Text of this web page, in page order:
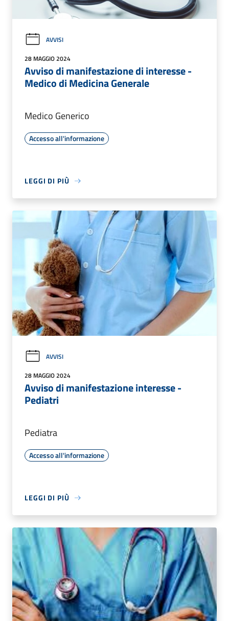
AVVISI
28 MAGGIO 2024
Avviso di manifestazione di interesse -
Medico di Medicina Generale
Medico Generico
Accesso all'informazione
LEGGI DI PIÙ
AVVISI
28 MAGGIO 2024
Avviso di manifestazione interesse -
Pediatri
Pediatra
Accesso all'informazione
LEGGI DI PIÙ